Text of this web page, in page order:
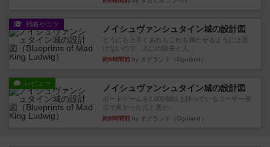
戦略やコツ ノイシュヴァンシュタイン城の設計図
どうにも上手くあれもこれも満たせるようには置
けないので、入口の除去と入...
約9時間前 by オグランド（Oguland）
レビュー ノイシュヴァンシュタイン城の設計図
ボードゲームを1,000個以上持っているユーザー視
点で良かった点と悪か...
約9時間前 by オグランド（Oguland）